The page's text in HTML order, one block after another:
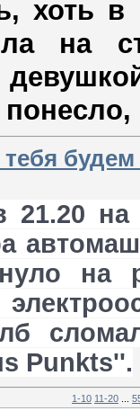
хоть
на
на
на
Punkts''.
1-10 11-20